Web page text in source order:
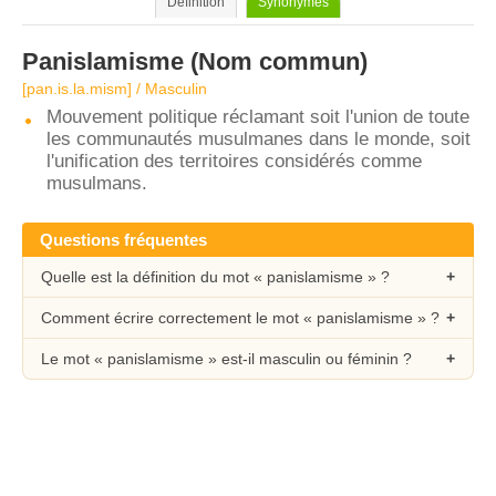
Panislamisme (Nom commun)
[pan.is.la.mism] / Masculin
Mouvement politique réclamant soit l'union de toute
les communautés musulmanes dans le monde, soit
l'unification des territoires considérés comme
musulmans.
Questions fréquentes
Quelle est la définition du mot « panislamisme » ?
Comment écrire correctement le mot « panislamisme » ?
Le mot « panislamisme » est-il masculin ou féminin ?